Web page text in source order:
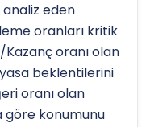
analiz eden
oranları kritik
oranı olan
beklentilerini
oranı olan
göre konumunu